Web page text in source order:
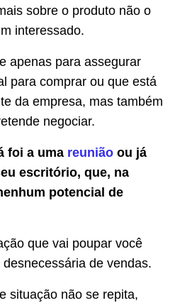
sobre o produto não o
interessado.
apenas para assegurar
para comprar ou que está
da empresa, mas também
negociar.
foi a uma reunião ou já
escritório, que, na
potencial de
que vai poupar você
de vendas.
situação não se repita,